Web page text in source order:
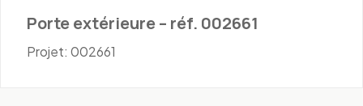
Porte extérieure – réf. 002661
Projet: 002661